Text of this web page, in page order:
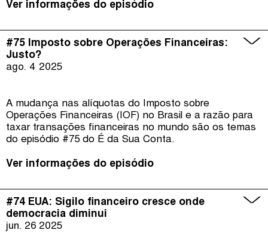
Ver informações do episódio
ago. 4 2025
#75 Imposto sobre Operações Financeiras:
Justo?
A mudança nas alíquotas do Imposto sobre
Operações Financeiras (IOF) no Brasil e a razão para
taxar transações financeiras no mundo são os temas
do episódio #75 do É da Sua Conta.
Ver informações do episódio
jun. 26 2025
#74 EUA: Sigilo financeiro cresce onde
democracia diminui